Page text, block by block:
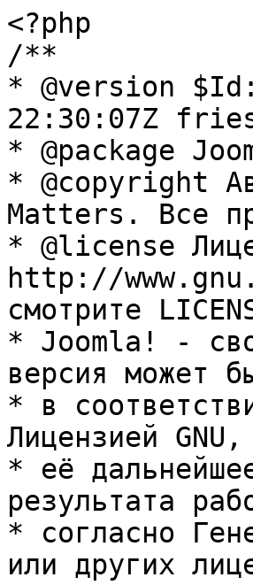
<?php
/**
* @version
22:30:07Z
* @package
* @copyright
Matters. Все
* @license
http://
смотрите
* Joomla! -
версия может
* в
Лицензией
* её
результата
* согласно
или других